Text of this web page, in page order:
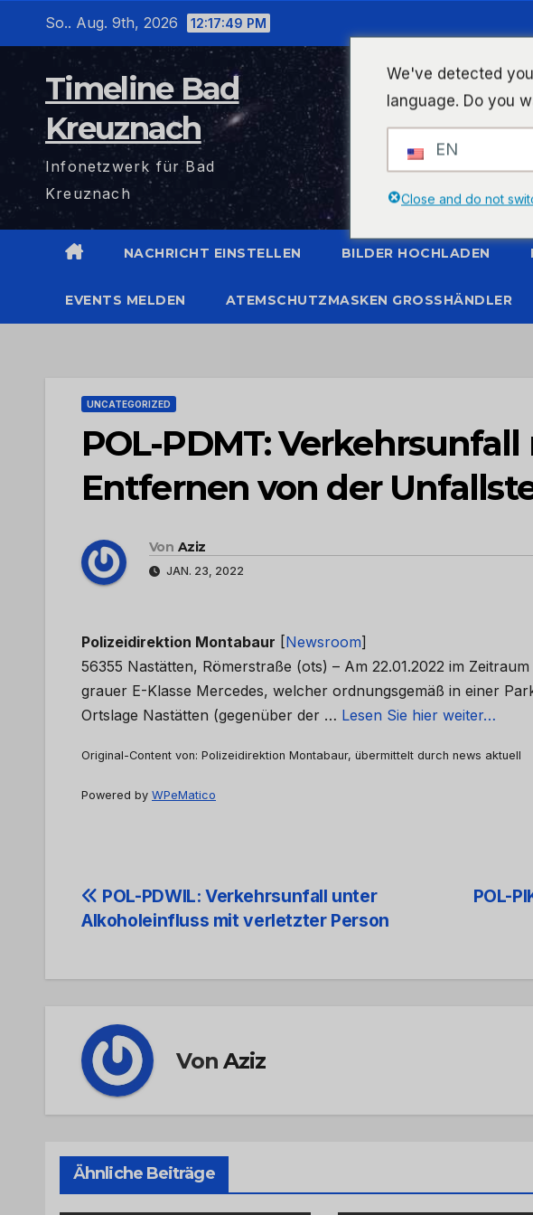
So.. Aug. 9th, 2026 12:17:49 PM
Timeline Bad
Kreuznach
Infonetzwerk für Bad
Kreuznach
NACHRICHT EINSTELLEN BILDER HOCHLADEN
EVENTS MELDEN ATEMSCHUTZMASKEN GROSSHÄNDLER
UNCATEGORIZED
POL-PDMT:
Entfernen von der
Von Aziz
JAN. 23, 2022
Polizeidirektion Montabaur [Newsroom]
56355 Nastätten, Römerstraße (ots) – Am 22.01.2022 im
grauer E-Klasse Mercedes, welcher ordnungsgemäß in einer
Ortslage Nastätten (gegenüber der … Lesen Sie hier weiter…
Original-Content von: Polizeidirektion Montabaur, übermittelt durch news aktuell
Powered by WPeMatico
Beitrags-
POL-
POL-PDWIL: Verkehrsunfall unter
Alkoholeinfluss mit verletzter Person
VonAziz
Ähnliche Beiträge
We've detected
language. Do you
EN
Close and do not